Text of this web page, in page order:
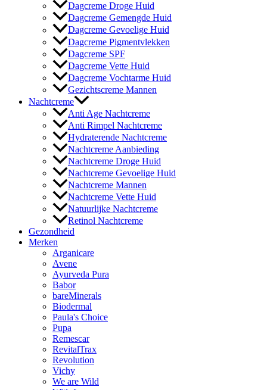
Dagcreme Droge Huid
Dagcreme Gemengde Huid
Dagcreme Gevoelige Huid
Dagcreme Pigmentvlekken
Dagcreme SPF
Dagcreme Vette Huid
Dagcreme Vochtarme Huid
Gezichtscreme Mannen
Nachtcreme
Anti Age Nachtcreme
Anti Rimpel Nachtcreme
Hydraterende Nachtcreme
Nachtcreme Aanbieding
Nachtcreme Droge Huid
Nachtcreme Gevoelige Huid
Nachtcreme Mannen
Nachtcreme Vette Huid
Natuurlijke Nachtcreme
Retinol Nachtcreme
Gezondheid
Merken
Arganicare
Avene
Ayurveda Pura
Babor
bareMinerals
Biodermal
Paula's Choice
Pupa
Remescar
RevitalTrax
Revolution
Vichy
We are Wild